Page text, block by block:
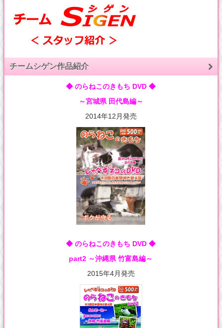
チームシゲン作品紹介
◆ のらねこのきもち DVD ◆
～宮城県 田代島編～
2014年12月発売
◆ のらねこのきもち DVD ◆
part2 ～沖縄県 竹富島編～
2015年4月発売